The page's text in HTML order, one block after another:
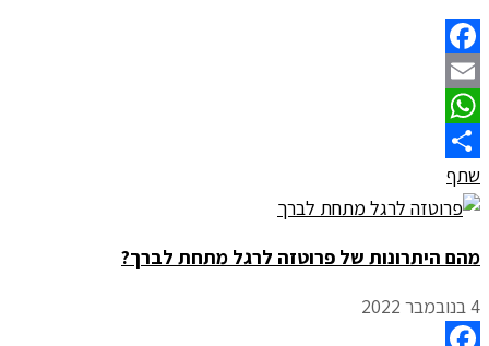
Facebook
Email
WhatsApp
שתף
מהם היתרונות של פרוטזה לרגל מתחת לברך?
4 בנובמבר 2022